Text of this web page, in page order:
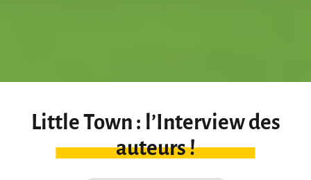
Little Town : l’Interview des
auteurs !